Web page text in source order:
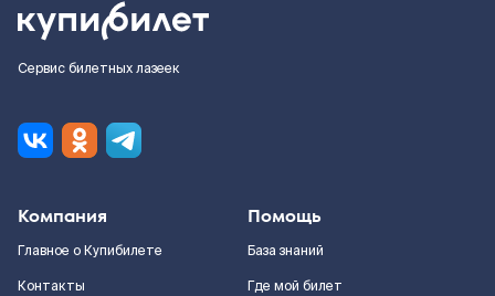
Сервис билетных лазеек
Компания
Главное о Купибилете
Контакты
Помощь
База знаний
Где мой билет